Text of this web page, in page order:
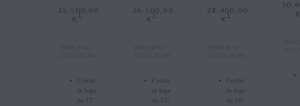
25.500,00
€ 1
Cerchi
in lega
da 15”
26.500,00
€ 1
Cerchi
in lega
da 15”
28.400,00
€ 1
Cerchi
in lega
da 16”
€